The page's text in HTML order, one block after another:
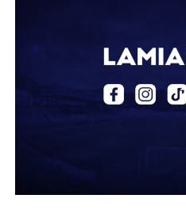
Το γκολ αυτό άλλαξε τη ροή
ψυχολογία στη Λαμία που
την κατοχή. Τα Τρίκαλα
χωρίς όμως να δημιουργούν
καθώς η άμυνα των παικτών
μέρους, το ενδιαφέρον
Στο 45’ σημειώθηκε ένταση